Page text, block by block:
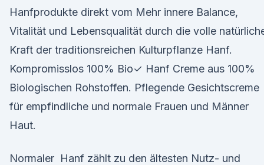
Hanfprodukte direkt vom Mehr innere Balance,
Vitalität und Lebensqualität durch die volle
Kraft der traditionsreichen Kulturpflanze Hanf.
Kompromisslos 100% Bio✓ Hanf Creme aus 100%
Biologischen Rohstoffen. Pflegende Gesichtscreme
für empfindliche und normale Frauen und Männer
Haut.
Normaler Hanf zählt zu den ältesten Nutz- und